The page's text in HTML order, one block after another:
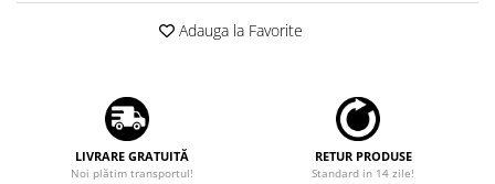
Adauga la Favorite
LIVRARE GRATUITĂ
Noi plătim transportul!
RETUR PRODUSE
Standard in 14 zile!